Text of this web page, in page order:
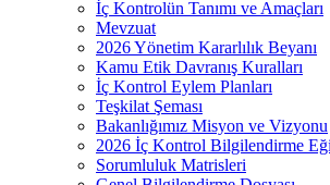
İç Kontrolün Tanımı ve Amaçları
Mevzuat
2026 Yönetim Kararlılık Beyanı
Kamu Etik Davranış Kuralları
İç Kontrol Eylem Planları
Teşkilat Şeması
Bakanlığımız Misyon ve Vizyonu
2026 İç Kontrol Bilgilendirme
Sorumluluk Matrisleri